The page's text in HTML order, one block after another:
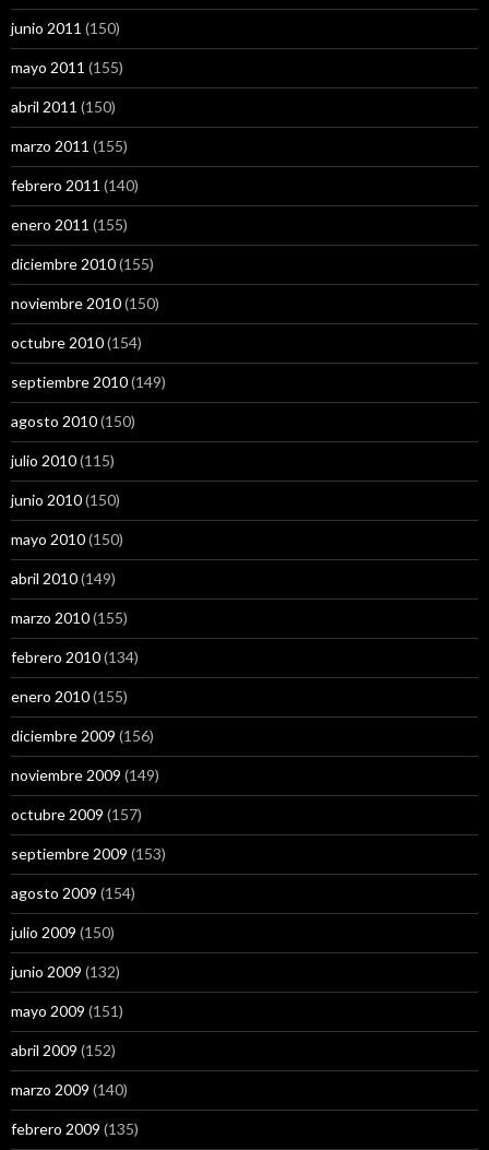
junio 2011 (150)
mayo 2011 (155)
abril 2011 (150)
marzo 2011 (155)
febrero 2011 (140)
enero 2011 (155)
diciembre 2010(155)
noviembre 2010(150)
octubre 2010(154)
septiembre 2010(149)
agosto 2010(150)
julio 2010(115)
junio 2010(150)
mayo 2010(150)
abril 2010(149)
marzo 2010(155)
febrero 2010(134)
enero 2010(155)
diciembre 2009 (156)
noviembre 2009 (149)
octubre 2009 (157)
septiembre 2009 (153)
agosto 2009 (154)
julio 2009 (150)
junio 2009 (132)
mayo 2009 (151)
abril 2009 (152)
marzo 2009 (140)
febrero 2009 (135)